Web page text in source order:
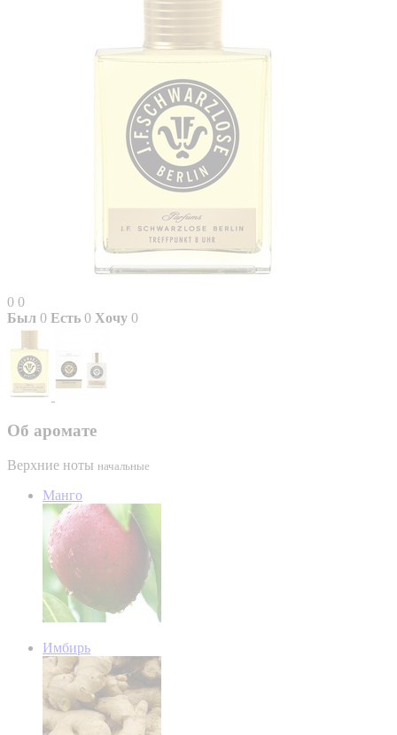
0 0
Был 0 Есть 0 Хочу 0
Об аромате
Верхние ноты начальные
Манго
Имбирь